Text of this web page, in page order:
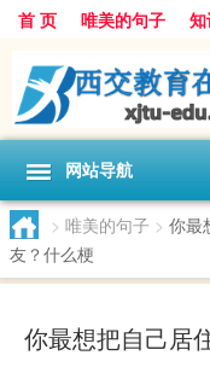
首 页 唯美的句子
网站导航
> 唯美的句子 > 你最
友？什么梗
你最想把自己居